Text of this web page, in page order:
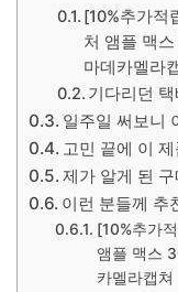
[10%추가적
처 앰플 맥
마데카멜라
기다리던
일주일 써보니
고민 끝에 이
제가 알게 된 구
이런 분들께 추
[10%추가
앰플 맥스
카멜라캡쳐